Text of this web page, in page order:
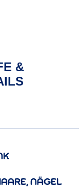
&
NÄGEL